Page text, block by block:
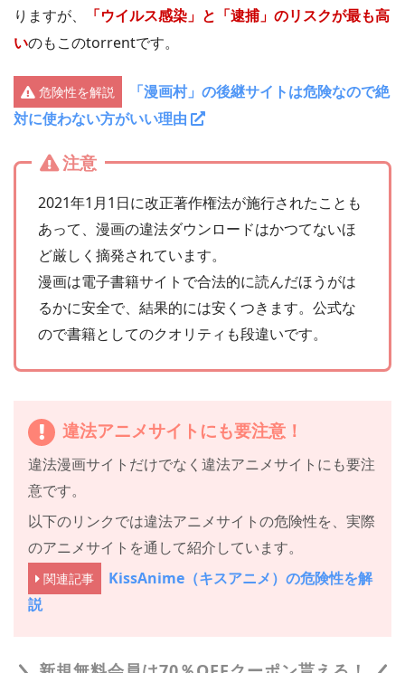
りますが、
「ウイルス感染」と「逮捕」のリスクが最も高
いのもこのtorrentです。
危険性を解説
「漫画村」の後継サイトは危険なので絶
対に使わない方がいい理由
注意
2021年1月1日に改正著作権法が施行されたことも
あって、漫画の違法ダウンロードはかつてないほ
ど厳しく摘発されています。
漫画は電子書籍サイトで合法的に読んだほうがは
るかに安全で、結果的には安くつきます。公式な
ので書籍としてのクオリティも段違いです。
違法アニメサイトにも要注意！
違法漫画サイトだけでなく違法アニメサイトにも要注
意です。
以下のリンクでは違法アニメサイトの危険性を、実際
のアニメサイトを通して紹介しています。
関連記事
KissAnime（キスアニメ）の危険性を解
説